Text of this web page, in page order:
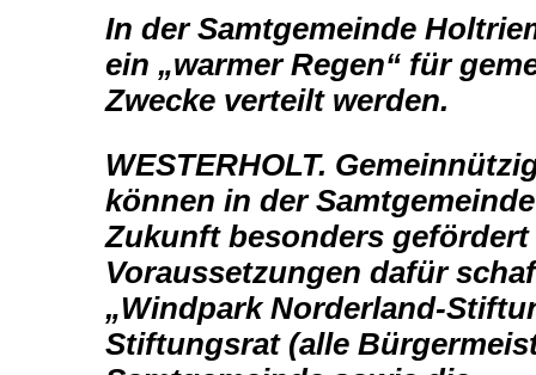
In der Samtgemeinde
ein „warmer Regen“ für
Zwecke verteilt werden.
WESTERHOLT.
können in der
Zukunft besonders gefördert
Voraussetzungen dafür
„Windpark Norderland-
Stiftungsrat (alle